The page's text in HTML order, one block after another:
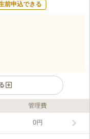
前申込できる
錦江湾と桜島を一望する
管理費
0円